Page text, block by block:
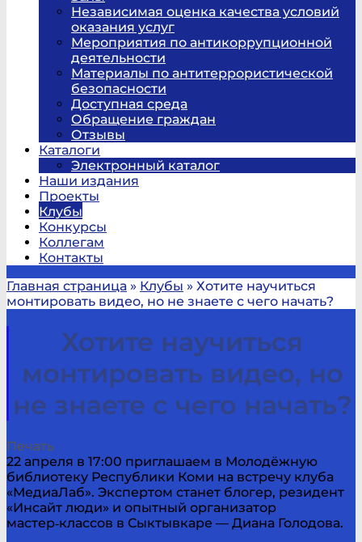
Независимая оценка качества условий
оказания услуг
Мероприятия по антикоррупционной
деятельности
Материалы по антитеррористической
безопасности
Доступная среда
Обращение граждан
Отзывы
Каталоги
Электронный каталог
Наши издания
Проекты
Клубы
Конкурсы
Коллегам
Контакты
Главная страница » Клубы » Хотите научиться
монтировать видео, но не знаете с чего начать?
Хотите научиться
монтировать видео, но
не знаете с чего начать?
Печать
22 апреля в 17:00 приглашаем в Молодёжную
библиотеку Республики Коми на встречу клуба
«МедиаЛаб». Экспертом станет блогер, резидент
«Инсайт люди» и опытный организатор
мастер‑классов в Сыктывкаре — Диана Голодова.